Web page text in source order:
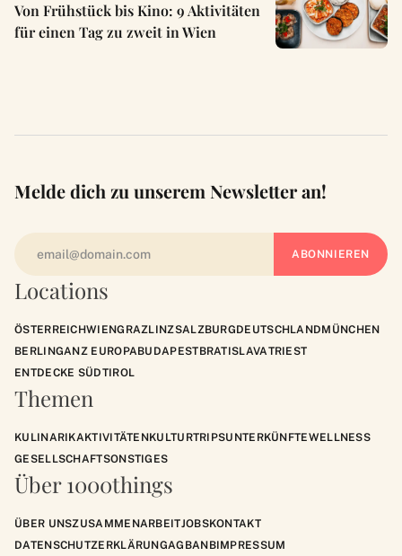
Von Frühstück bis Kino: 9 Aktivitäten
für einen Tag zu zweit in Wien
Locations
ÖSTERREICHWIENGRAZLINZSALZBURGDEUTSCHLANDMÜNCHEN
BERLINGANZ EUROPABUDAPESTBRATISLAVATRIEST
ENTDECKE SÜDTIROL
Themen
KULINARIKAKTIVITÄTENKULTURTRIPSUNTERKÜNFTEWELLNESS
GESELLSCHAFTSONSTIGES
Über 1000things
ÜBER UNSZUSAMMENARBEITJOBSKONTAKT
DATENSCHUTZERKLÄRUNGAGBANBIMPRESSUM
Melde dich zu unserem Newsletter an!